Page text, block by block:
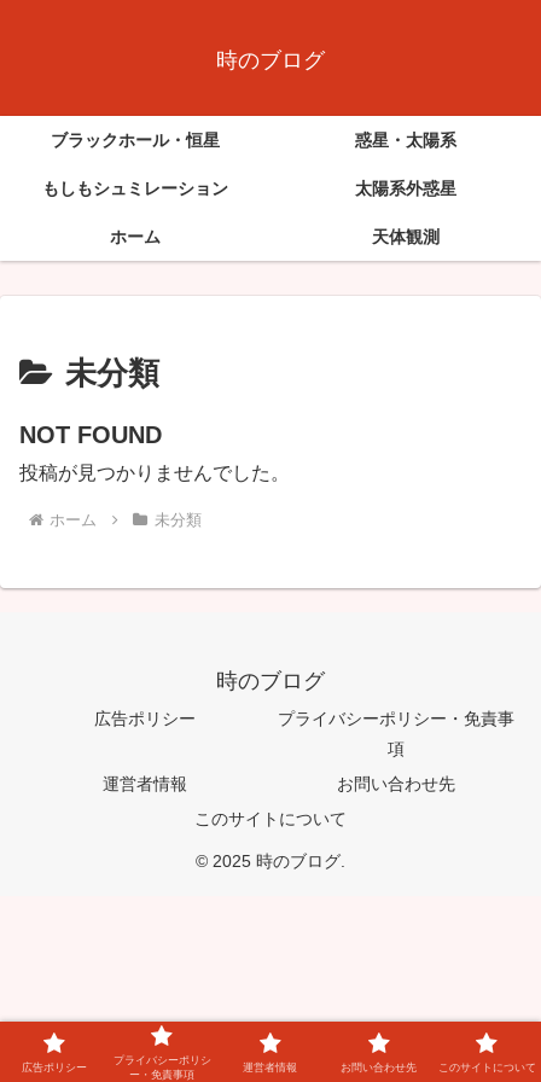
時のブログ
ブラックホール・恒星 惑星・太陽系
もしもシュミレーション 太陽系外惑星
ホーム 天体観測
未分類
NOT FOUND
投稿が見つかりませんでした。
ホーム 未分類
時のブログ
広告ポリシー
プライバシーポリシー・免責事
項
運営者情報
お問い合わせ先
このサイトについて
© 2025 時のブログ.
広告ポリシー
プライバシーポリシ
ー・免責事項
運営者情報 お問い合わせ先 このサイトについて